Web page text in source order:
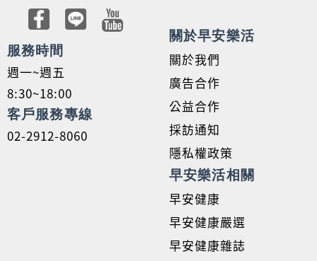
服務時間
週一~週五
8:30~18:00
客戶服務專線
02-2912-8060
關於早安樂活
關於我們
廣告合作
公益合作
採訪通知
隱私權政策
早安樂活相關
早安健康
早安健康嚴選
早安健康雜誌